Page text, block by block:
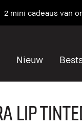
2 mini cadeaus van
Nieuw
Lip